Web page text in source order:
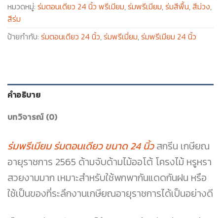
หมวดหมู่: ร่มตอนเดียว 24 นิ้ว พรีเมียม,ร่มพรีเมียม,ร่มสีพื้น,สีม่วง,
สีร่ม
ป้ายกำกับ: ร่มตอนเดียว 24 นิ้ว,ร่มพรีเมี่ยม,ร่มพรีเมียม 24 นิ้ว
คำอธิบาย
บทวิจารณ์ (0)
ร่มพรีเมียม ร่มตอนเดียว ขนาด 24 นิ้วสกรีน เกษียณ
อายุราชการ 2565 ด้ามจับด้ามไม้ออโต้ โครงไม้ หรูหรา
สวยงามมาก เหมาะสำหรับใช้พกพากันแดดกันฝน หรือ
ใช้เป็นของที่ระลึกงานเกษียณอายุราชการได้เป็นอย่างดี